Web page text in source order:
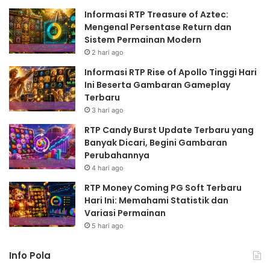
Informasi RTP Treasure of Aztec:
Mengenal Persentase Return dan
Sistem Permainan Modern
2 hari ago
Informasi RTP Rise of Apollo Tinggi Hari
Ini Beserta Gambaran Gameplay
Terbaru
3 hari ago
RTP Candy Burst Update Terbaru yang
Banyak Dicari, Begini Gambaran
Perubahannya
4 hari ago
RTP Money Coming PG Soft Terbaru
Hari Ini: Memahami Statistik dan
Variasi Permainan
5 hari ago
Info Pola